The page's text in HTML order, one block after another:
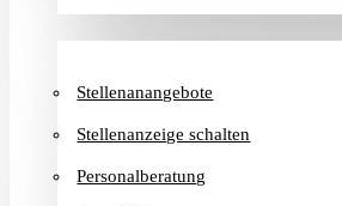
Stellenanangebote
Stellenanzeige schalten
Personalberatung